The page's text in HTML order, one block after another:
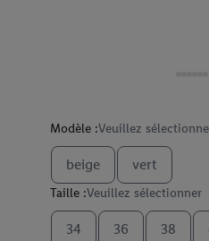
Modèle :Veuillez
beige vert
Taille :Veuillez sélectionner
34 36 38